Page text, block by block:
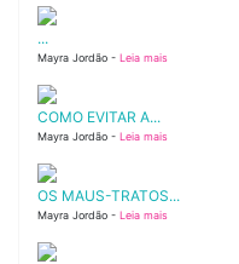
...
Mayra Jordão - Leia mais
COMO EVITAR A...
Mayra Jordão - Leia mais
OS MAUS-TRATOS...
Mayra Jordão - Leia mais